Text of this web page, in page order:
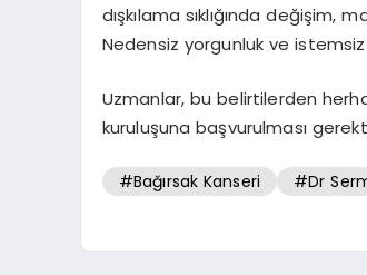
dışkılama sıklığında değişim,
Nedensiz yorgunluk ve
Uzmanlar, bu belirtilerden
kuruluşuna başvurulması
#Bağırsak Kanseri #Dr